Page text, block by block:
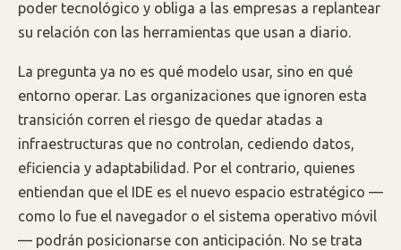
poder tecnológico y obliga a las empresas a replantear
su relación con las herramientas que usan a diario.
La pregunta ya no es qué modelo usar, sino en qué
entorno operar. Las organizaciones que ignoren esta
transición corren el riesgo de quedar atadas a
infraestructuras que no controlan, cediendo datos,
eficiencia y adaptabilidad. Por el contrario, quienes
entiendan que el IDE es el nuevo espacio estratégico —
como lo fue el navegador o el sistema operativo móvil
— podrán posicionarse con anticipación. No se trata